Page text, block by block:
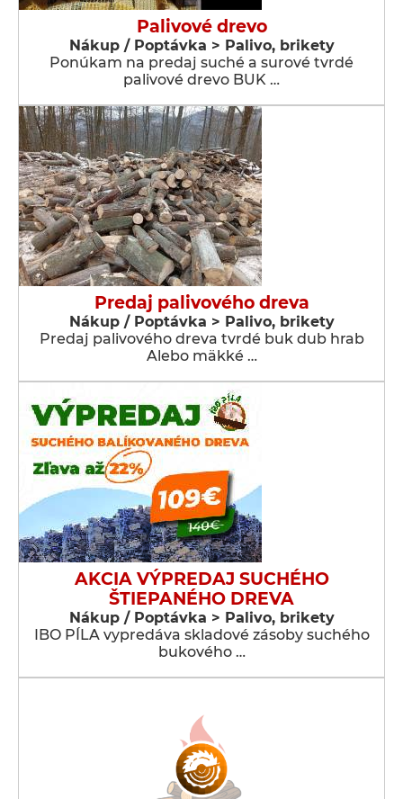
Palivové drevo
Nákup / Poptávka > Palivo, brikety
Ponúkam na predaj suché a surové tvrdé
palivové drevo BUK …
Predaj palivového dreva
Nákup / Poptávka > Palivo, brikety
Predaj palivového dreva tvrdé buk dub hrab
Alebo mäkké …
AKCIA VÝPREDAJ SUCHÉHO
ŠTIEPANÉHO DREVA
Nákup / Poptávka > Palivo, brikety
IBO PÍLA vypredáva skladové zásoby suchého
bukového …